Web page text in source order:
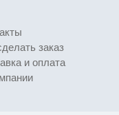
заказ
и оплата